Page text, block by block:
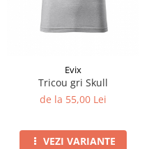
Evix
Tricou gri Skull
de la 55,00 Lei
VEZI VARIANTE